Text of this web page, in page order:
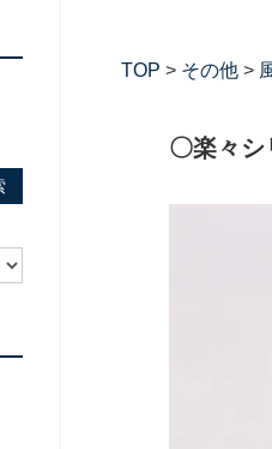
TOP > その他 >
〇楽々